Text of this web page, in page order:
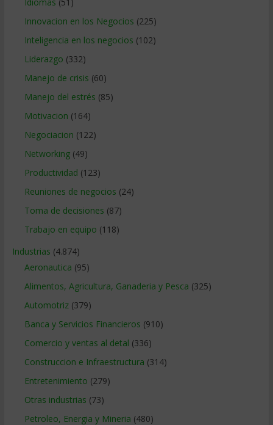
Innovacion en los Negocios (225)
Inteligencia en los negocios (102)
Liderazgo (332)
Manejo de crisis (60)
Manejo del estrés (85)
Motivacion (164)
Negociacion (122)
Networking(49)
Productividad (123)
Reuniones de negocios (24)
Toma de decisiones (87)
Trabajo en equipo (118)
Industrias (4.874)
Aeronautica (95)
Alimentos, Agricultura, Ganaderia y Pesca (325)
Automotriz(379)
Banca y Servicios Financieros (910)
Comercio y ventas al detal (336)
Construccion e Infraestructura (314)
Entretenimiento (279)
Otras industrias (73)
Petroleo, Energia y Mineria (480)